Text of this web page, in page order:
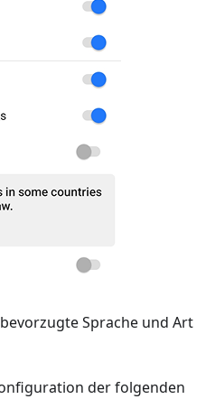
Sprache und Art
der folgenden